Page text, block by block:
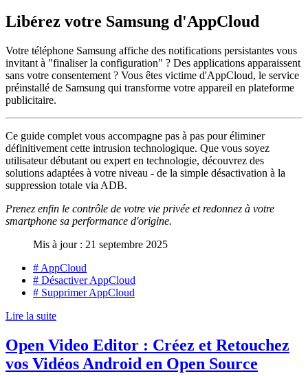
Libérez votre Samsung d'AppCloud
Votre téléphone Samsung affiche des notifications persistantes vous
invitant à "finaliser la configuration" ? Des applications apparaissent
sans votre consentement ? Vous êtes victime d'AppCloud, le service
préinstallé de Samsung qui transforme votre appareil en plateforme
publicitaire.
Ce guide complet vous accompagne pas à pas pour éliminer
définitivement cette intrusion technologique. Que vous soyez
utilisateur débutant ou expert en technologie, découvrez des
solutions adaptées à votre niveau - de la simple désactivation à la
suppression totale via ADB.
Prenez enfin le contrôle de votre vie privée et redonnez à votre
smartphone sa performance d'origine.
Mis à jour : 21 septembre 2025
# AppCloud
# Désactiver AppCloud
# Supprimer AppCloud
Lire la suite
Open Video Editor : Créez et Retouchez
vos Vidéos Android en Open Source